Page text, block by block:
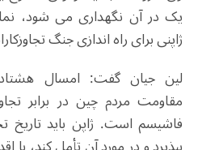
یک در آن نگهداری می شود،
ژاپنی برای راه اندازی جنگ
لین جیان گفت: امسال
مقاومت مردم چین در برابر
فاشیسم است. ژاپن باید تاریخ